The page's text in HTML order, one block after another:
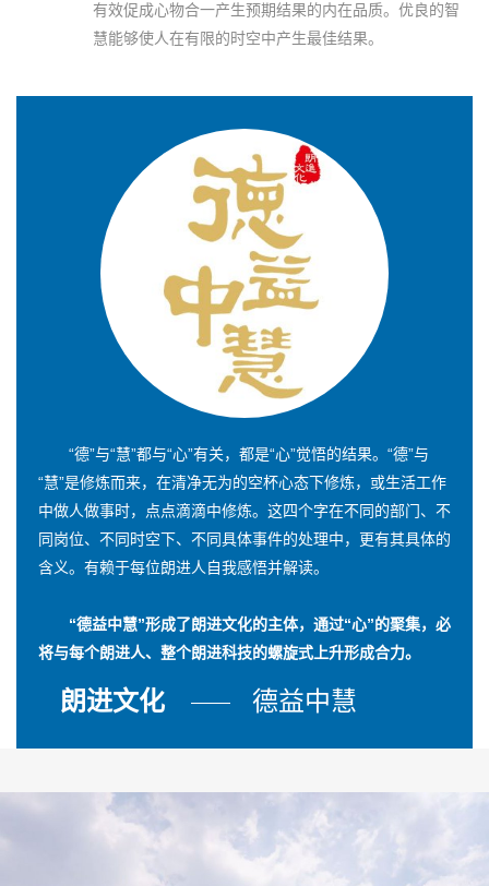
有效促成心物合一产生预期结果的内在品质。优良的智
慧能够使人在有限的时空中产生最佳结果。
“德”与“慧”都与“心”有关，都是“心”觉悟的结果。“德”与
“慧”是修炼而来，在清净无为的空杯心态下修炼，或生活工作
中做人做事时，点点滴滴中修炼。这四个字在不同的部门、不
同岗位、不同时空下、不同具体事件的处理中，更有其具体的
含义。有赖于每位朗进人自我感悟并解读。
“德益中慧”形成了朗进文化的主体，通过“心”的聚集，必
将与每个朗进人、整个朗进科技的螺旋式上升形成合力。
朗进文化 德益中慧